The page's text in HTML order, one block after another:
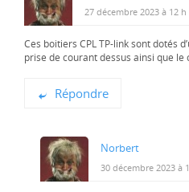
27 décembre 2023 à 12
Ces boitiers CPL TP-link sont dotés
prise de courant dessus ainsi que le
Répondre
Norbert
30 décembre 2023 à